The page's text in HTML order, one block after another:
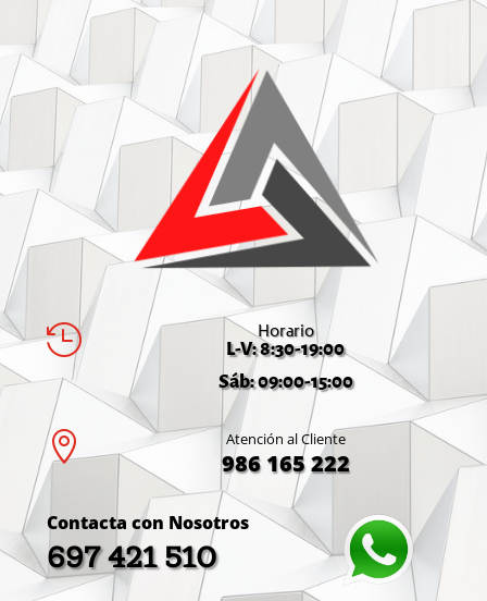
 Horario
L-V: 8:30-19:00
Sáb: 09:00-15:00
 Atención al Cliente
986 165 222
Contacta con Nosotros
697 421 510